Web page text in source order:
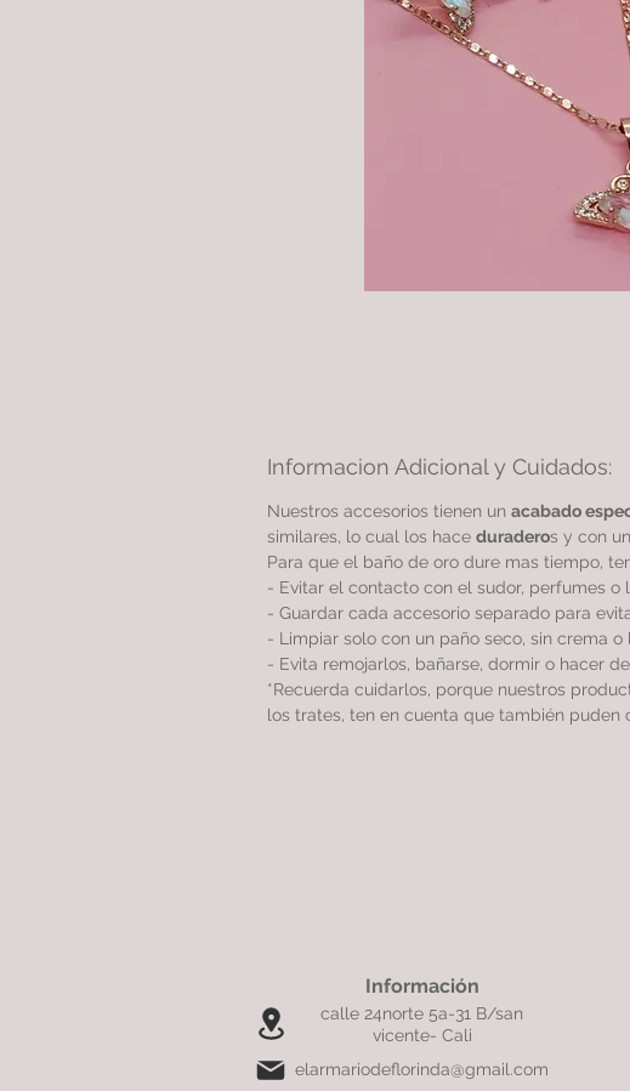
Informacion Adicional y Cuidados:
Nuestros accesorios tienen un acabado
similares, lo cual los hace duraderos y con un
Para que el baño de oro dure mas tiempo,
- Evitar el contacto con el sudor, perfumes o
- Guardar cada accesorio separado para
- Limpiar solo con un paño seco, sin crema o
- Evita remojarlos, bañarse, dormir o hacer
*Recuerda cuidarlos, porque nuestros
los trates, ten en cuenta que también
Información
calle 24norte 5a-31 B/san
vicente- Cali
elarmariodeflorinda@gmail.com